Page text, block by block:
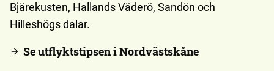
Bjärekusten, Hallands Väderö, Sandön och
Hilleshögs dalar.
Se utflyktstipsen i Nordvästskåne